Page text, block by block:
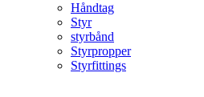
Håndtag
Styr
styrbånd
Styrpropper
Styrfittings